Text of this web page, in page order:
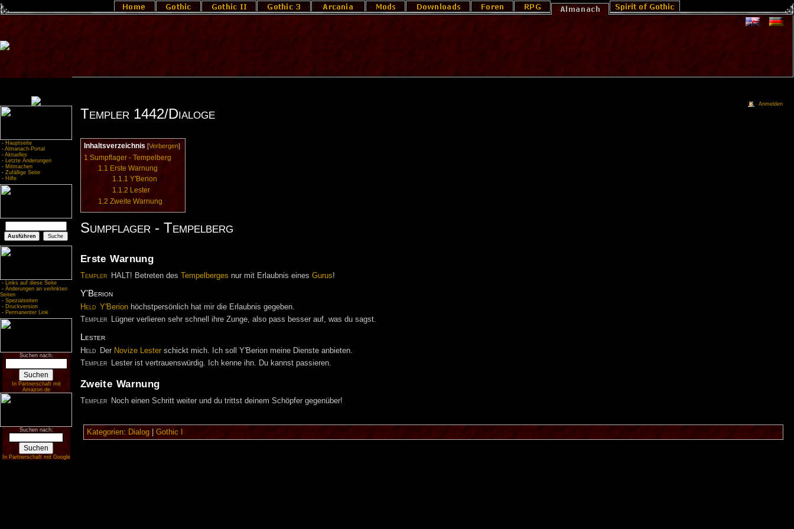
- Hauptseite
- Almanach-Portal
- Aktuelles
- Letzte Änderungen
- Mitmachen
- Zufällige Seite
- Hilfe
- Links auf diese Seite
- Änderungen an verlinkten
Seiten
- Spezialseiten
- Druckversion
- Permanenter Link
Suchen nach:
In Partnerschaft mit
Amazon.de
Suchen nach:
In Partnerschaft mit Google
Templer 1442/Dialoge
Inhaltsverzeichnis [Verbergen]
1 Sumpflager - Tempelberg
1.1 Erste Warnung
1.1.1 Y'Berion
1.1.2 Lester
1.2 Zweite Warnung
Sumpflager - Tempelberg
Erste Warnung
Templer HALT! Betreten desTempelberges nur mit Erlaubnis einesGurus!
Y'Berion
Held Y'Berion höchstpersönlich hat mir die Erlaubnis gegeben.
Templer
Lügner verlieren sehr schnell ihre Zunge, also pass besser auf, was du sagst.
Lester
Held Der Novize Lester schickt mich. Ich soll Y'Berion meine Dienste anbieten.
Templer
Lester ist vertrauenswürdig. Ich kenne ihn. Du kannst passieren.
Zweite Warnung
Templer Noch einen Schritt weiter und du trittst deinem Schöpfer gegenüber!
Kategorien: Dialog| Gothic I
Anmelden